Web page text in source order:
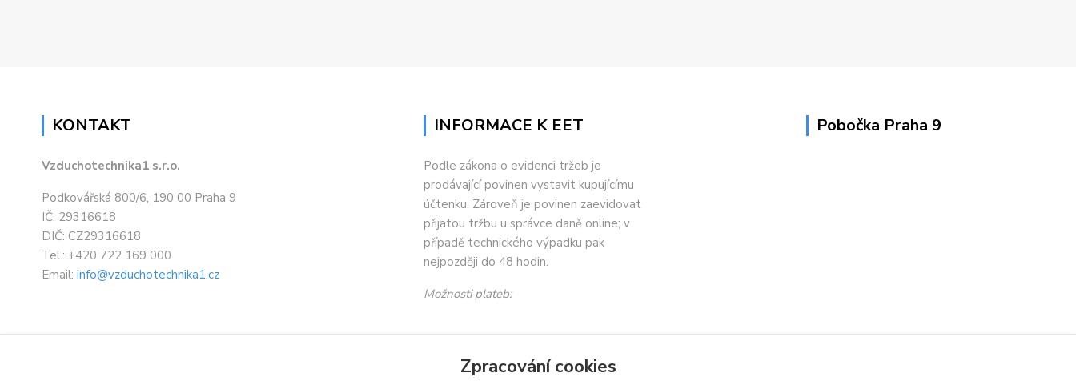
KONTAKT
Vzduchotechnika1 s.r.o.
Podkovářská 800/6, 190 00 Praha 9
IČ: 29316618
DIČ: CZ29316618
Tel.: +420 722 169 000
Email: info@vzduchotechnika1.cz
INFORMACE K EET
Podle zákona o evidenci tržeb je
prodávající povinen vystavit kupujícímu
účtenku. Zároveň je povinen zaevidovat
přijatou tržbu u správce daně online; v
případě technického výpadku pak
nejpozději do 48 hodin.
Možnosti plateb:
Pobočka Praha 9
Zpracování cookies